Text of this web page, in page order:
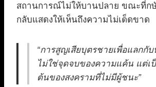
สถานการณ์ไม่ให้บานปลาย ขณะที่ก
กลับแสดงให้เห็นถึงความไม่เด็ดขาด
“การสูญเสียบุตรชายเพื่อแลกกั
ไม่ใช่จุดจบของความแค้น แต่เป็
ต้นของสงครามที่ไม่มีผู้ชนะ”